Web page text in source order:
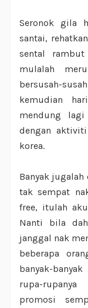
Seronok gila
santai,
sental
mulalah
bersusah-
kemudian
mendung
dengan
korea.
Banyak jugalah
tak sempat
free, itulah
Nanti bila
janggal nak
beberapa
banyak-
rupa-
promosi